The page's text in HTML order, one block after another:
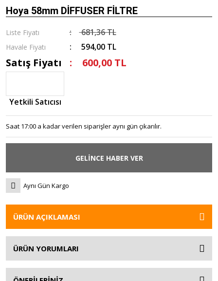
Hoya 58mm DİFFUSER FİLTRE
Liste Fiyatı 681,36 TL
Havale Fiyatı 594,00 TL
Satış Fiyatı 600,00 TL
Yetkili Satıcısı
Saat 17:00 a kadar verilen siparişler aynı gün çıkarılır.
GELİNCE HABER VER
Aynı Gün Kargo
ÜRÜN AÇIKLAMASI
ÜRÜN YORUMLARI